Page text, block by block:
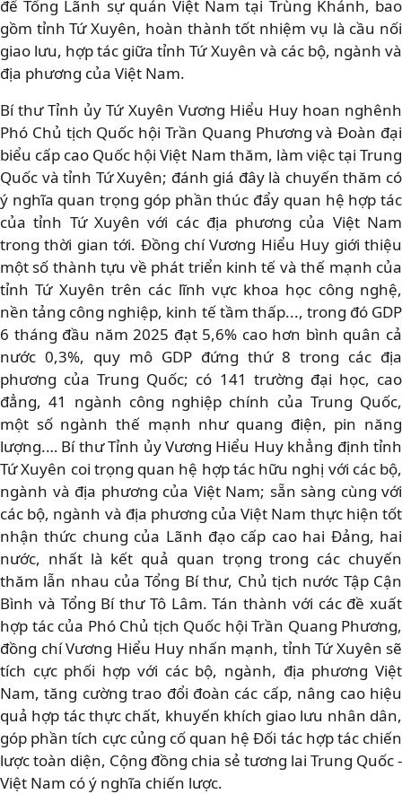
để Tổng Lãnh sự quán Việt Nam tại Trùng Khánh, bao
gồm tỉnh Tứ Xuyên, hoàn thành tốt nhiệm vụ là cầu nối
giao lưu, hợp tác giữa tỉnh Tứ Xuyên và các bộ, ngành và
địa phương của Việt Nam.
Bí thư Tỉnh ủy Tứ Xuyên Vương Hiểu Huy hoan nghênh
Phó Chủ tịch Quốc hội Trần Quang Phương và Đoàn đại
biểu cấp cao Quốc hội Việt Nam thăm, làm việc tại Trung
Quốc và tỉnh Tứ Xuyên; đánh giá đây là chuyến thăm có
ý nghĩa quan trọng góp phần thúc đẩy quan hệ hợp tác
của tỉnh Tứ Xuyên với các địa phương của Việt Nam
trong thời gian tới. Đồng chí Vương Hiểu Huy giới thiệu
một số thành tựu về phát triển kinh tế và thế mạnh của
tỉnh Tứ Xuyên trên các lĩnh vực khoa học công nghệ,
nền tảng công nghiệp, kinh tế tầm thấp..., trong đó GDP
6 tháng đầu năm 2025 đạt 5,6% cao hơn bình quân cả
nước 0,3%, quy mô GDP đứng thứ 8 trong các địa
phương của Trung Quốc; có 141 trường đại học, cao
đẳng, 41 ngành công nghiệp chính của Trung Quốc,
một số ngành thế mạnh như quang điện, pin năng
lượng.… Bí thư Tỉnh ủy Vương Hiểu Huy khẳng định tỉnh
Tứ Xuyên coi trọng quan hệ hợp tác hữu nghị với các bộ,
ngành và địa phương của Việt Nam; sẵn sàng cùng với
các bộ, ngành và địa phương của Việt Nam thực hiện tốt
nhận thức chung của Lãnh đạo cấp cao hai Đảng, hai
nước, nhất là kết quả quan trọng trong các chuyến
thăm lẫn nhau của Tổng Bí thư, Chủ tịch nước Tập Cận
Bình và Tổng Bí thư Tô Lâm. Tán thành với các đề xuất
hợp tác của Phó Chủ tịch Quốc hội Trần Quang Phương,
đồng chí Vương Hiểu Huy nhấn mạnh, tỉnh Tứ Xuyên sẽ
tích cực phối hợp với các bộ, ngành, địa phương Việt
Nam, tăng cường trao đổi đoàn các cấp, nâng cao hiệu
quả hợp tác thực chất, khuyến khích giao lưu nhân dân,
góp phần tích cực củng cố quan hệ Đối tác hợp tác chiến
lược toàn diện, Cộng đồng chia sẻ tương lai Trung Quốc -
Việt Nam có ý nghĩa chiến lược.